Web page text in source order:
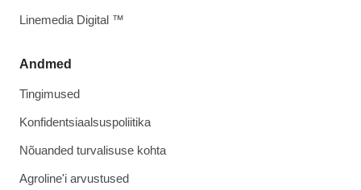
Andmed
Tingimused
Konfidentsiaalsuspoliitika
Nõuanded turvalisuse kohta
Agroline'i arvustused
Linemedia Digital ™